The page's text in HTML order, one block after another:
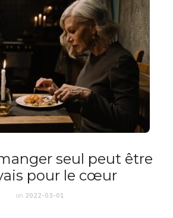
seul peut être
pour le cœur
on 2022-03-01